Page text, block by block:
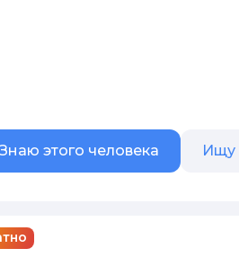
Знаю этого человека Ищу